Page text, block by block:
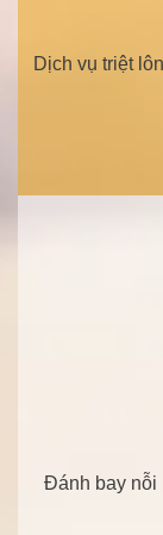
Các gói tắm
Điều trị dứt